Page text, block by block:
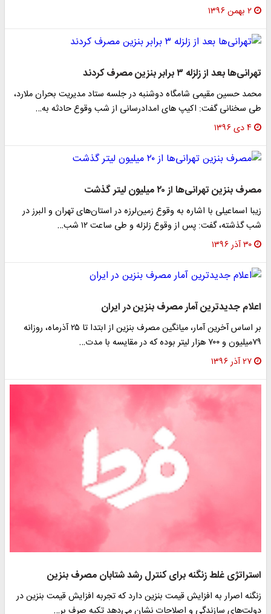
۲ بهمن ۱۳۹۶
تهرانی‌ها بعد از زلزله ۳ برابر بنزین مصرف کردند
محمد حسین مقیمی شامگاه دوشنبه در جلسه ستاد مدیریت بحران ملارد،
طی سخنانی گفت: اکیپ های امدادرسانی از شب وقوع حادثه به…
۴ دی ۱۳۹۶
مصرف بنزین تهرانی‌ها از ۲۰ میلیون لیتر گذشت
زیبا اسماعیلی با اشاره به وقوع زمین‌لرزه در استان‌های تهران و البرز در
شب گذشته، گفت: پس از وقوع زلزله و طی ساعت ۱۲ شب…
۳۰ آذر ۱۳۹۶
اعلام جدیدترین آمار مصرف بنزین در ایران
بر اساس آخرین آمار، میانگین مصرف بنزین از ابتدا تا ۲۵ آذرماه، روزانه
۷۹میلیون و ۷۰۰ هزار لیتر بوده که در مقایسه با مدت…
۲۷ آذر ۱۳۹۶
استراتژی غلط زنگنه برای کنترل رشد شتابان مصرف بنزین
زنگنه اصرار به افزایش قیمت بنزین دارد که تجربه افزایش قیمت بنزین در